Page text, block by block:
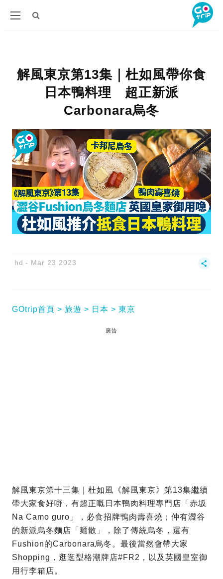
解風東京第13集｜杜如風帶你食
日本鴨料理 超正新派
Carbonara烏冬
hd Mar 23 2023
GOtrip首頁 旅遊 日本 東京
廣告
解風東京第十三集｜杜如風《解風東京》第13集繼續
帶大家食好嘢，有超正嘅日本鴨肉料理專門店「赤坂
Na Camo guro」，必食招牌鴨肉壽喜燒；仲有澀谷
的新派烏冬麵店「麺散」，除了傳統烏冬，還有
Fushion的Carbonara烏冬。最後當然會帶大家
Shopping，逛逛型格潮牌店#FR2，以及英國皇室御
用行李箱店。